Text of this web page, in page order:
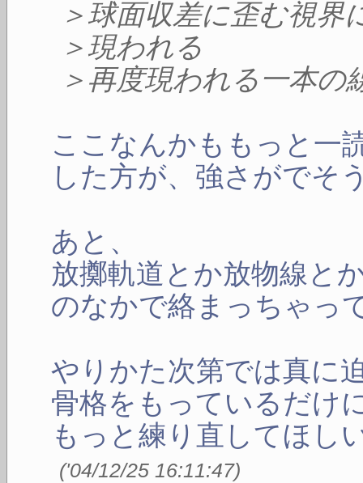
＞球面収差に歪む視界
＞現われる
＞再度現われる一本の
ここなんかももっと一
した方が、強さがでそ
あと、
放擲軌道とか放物線と
のなかで絡まっちゃっ
やりかた次第では真に
骨格をもっているだけ
もっと練り直してほし
('04/12/25 16:11:47)